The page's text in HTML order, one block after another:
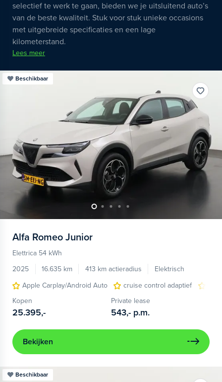
selectief te werk te gaan, bieden we je uitsluitend auto’s
van de beste kwaliteit. Stuk voor stuk unieke occasions
met uitgebreide specificaties en een lage
kilometerstand.
Lees meer
Beschikbaar
Alfa Romeo Junior
Elettrica 54 kWh
2025
16.635 km 413 km actieradius
Elektrisch
Apple Carplay/Android Auto
cruise control adaptief
Kopen
25.395,-
Private lease
543,- p.m.
Bekijken
Beschikbaar